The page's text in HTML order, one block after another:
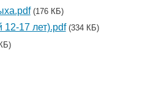
(176 КБ)
12-17 лет).pdf (334 КБ)